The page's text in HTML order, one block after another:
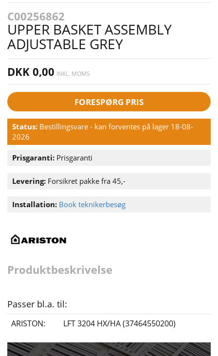
C00256862
UPPER BASKET ASSEMBLY
ADJUSTABLE GREY
DKK 0,00 INKL. MOMS
FORESPØRG PRIS
Status: Bestillingsvare - kan forventes på lager 18-08-
2026
Prisgaranti: Prisgaranti
Levering: Forsikret pakke fra 45,-
Installation: Book teknikerbesøg
Produktbeskrivelse
Passer bl.a. til:
ARISTON: LFT 3204 HX/HA (37464550200)